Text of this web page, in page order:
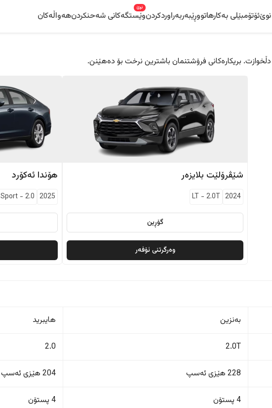
نوێئۆتۆمبێلی بەکارهاتووڕێبەربەراوردکردنوێستگەکانی شەحنکردن
نوێ
هەواڵەکان
دڵخوازت. بریکارەکانی فرۆشتنمان باشترین نرخت بۆ دەهێنن.
شێڤرۆلێت بلایزەر
2024
LT - 2.0T
گۆڕین
وەرگرتنی ئۆفەر
هۆندا ئەکۆرد
2025
Sport- 2.0
بەنزین هایبرید
2.0T
2.0
228 هێزی ئەسپ 204 هێزی ئەسپ
4 پستۆن 4 پستۆن